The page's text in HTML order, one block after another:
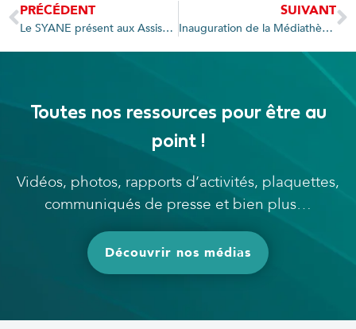
PRÉCÉDENT
Le SYANE présent aux Assises de l’Energie
SUIVANT
Inauguration de la Médiathèque intercommunale de la CCVC rénovée énergétiquement
Toutes nos ressources pour être au
point !
Vidéos, photos, rapports d’activités, plaquettes,
communiqués de presse et bien plus…
Découvrir nos médias